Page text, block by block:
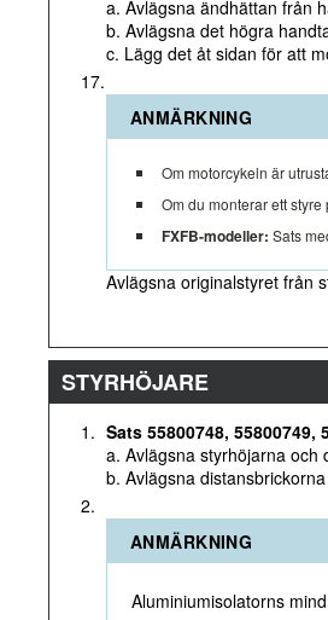
a. Avlägsna ändhättan från
b. Avlägsna det högra
c. Lägg det åt sidan för att
17.
ANMÄRKNING
Om motorcykeln är
Om du monterar ett
FXFB-modeller: Sats
Avlägsna originalstyret från
STYRHÖJARE
1. Sats 55800748, 55800749,
a. Avlägsna styrhöjarna och
b. Avlägsna
2.
ANMÄRKNING
Aluminiumisolatorns